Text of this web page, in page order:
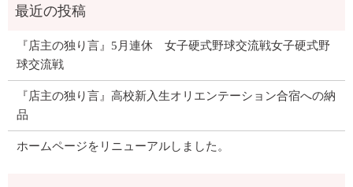
『店主の独り言』5月連休 女子硬式野球交流戦女子硬式野
球交流戦
『店主の独り言』高校新入生オリエンテーション合宿への納
品
ホームページをリニューアルしました。